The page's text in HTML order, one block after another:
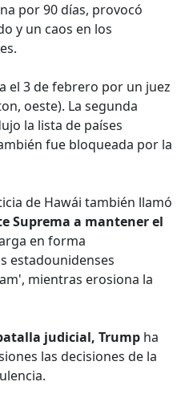
por 90 días, provocó
y un caos en los
el 3 de febrero por un juez
oeste). La segunda
la lista de países
fue bloqueada por la
de Hawái también llamó
Suprema a mantener el
en forma
estadounidenses
mientras erosiona la
judicial, Trump ha
las decisiones de la